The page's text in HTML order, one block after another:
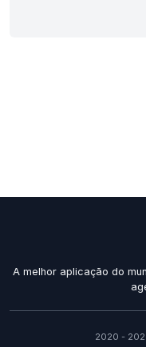
A melhor aplicação do
2020 -